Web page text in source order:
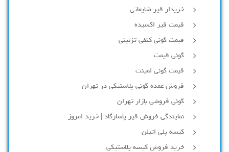
خریدار قیر ضایعاتی
قیمت قیر اکسیده
قیمت گونی کنفی تزئینی
گونی قیمت
قیمت گونی لمینت
فروش عمده گونی پلاستیکی در تهران
گونی فروشی بازار تهران
نمایندگی فروش قیر پاسارگاد | خرید امروز
کیسه پلی اتیلن
خرید فروش کیسه پلاستیکی